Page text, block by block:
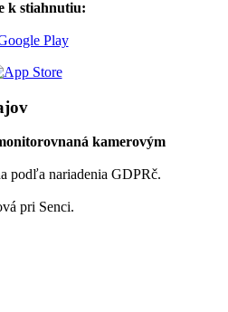
k stiahnutiu:
kamerovým
podľa nariadenia GDPRč.
pri Senci.